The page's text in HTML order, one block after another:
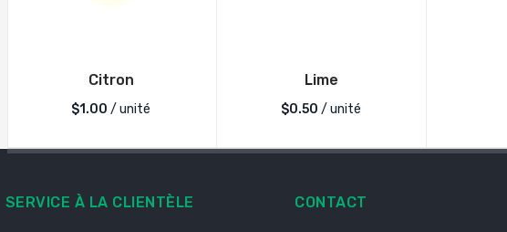
Citron
$1.00 / unité
Lime
$0.50 / unité
SERVICE À LA CLIENTÈLE CONTACT